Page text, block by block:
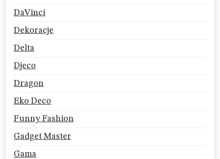
DaVinci
Dekoracje
Delta
Djeco
Dragon
Eko Deco
Funny Fashion
Gadget Master
Gama